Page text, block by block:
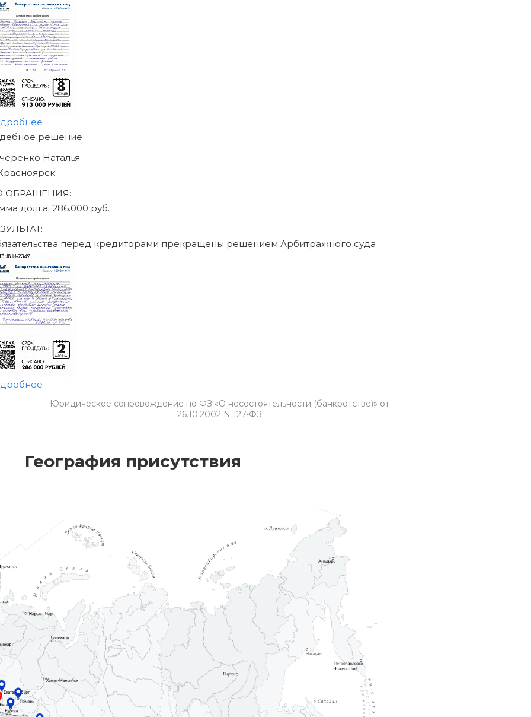
Юридическое сопровождение по ФЗ «О несостоятельности (банкротстве)» от
26.10.2002 N 127-ФЗ
География присутствия